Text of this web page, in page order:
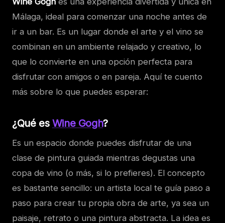
Málaga, ideal para comenzar una noche antes de
ir a un bar. Es un lugar donde el arte y el vino se
combinan en un ambiente relajado y creativo, lo
que lo convierte en una opción perfecta para
disfrutar con amigos o en pareja. Aquí te cuento
más sobre lo que puedes esperar:
¿Qué es Wine Gogh?
Es un espacio donde puedes disfrutar de una
clase de pintura guiada mientras degustas una
copa de vino (o más, si lo prefieres). El concepto
es bastante sencillo: un artista local te guía paso a
paso para crear tu propia obra de arte, ya sea un
paisaje, retrato o una pintura abstracta. La idea es